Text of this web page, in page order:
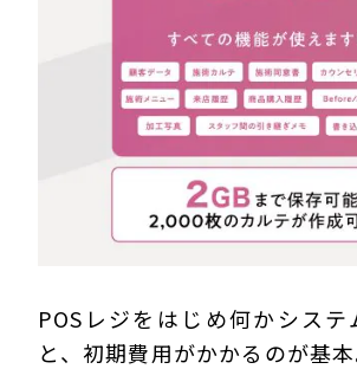
POSレジをはじめ何かシステ
と、初期費用がかかるのが基